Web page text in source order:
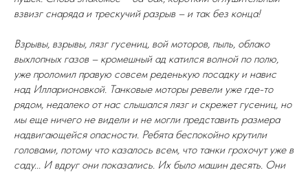
взвизг снаряда и трескучий разрыв – и так без конца!
Взрывы, взрывы, лязг гусениц, вой моторов, пыль, облако
выхлопных газов – кромешный ад катился волной по полю,
уже проломил правую совсем реденькую посадку и навис
над Илларионовкой. Танковые моторы ревели уже где-то
рядом, недалеко от нас слышался лязг и скрежет гусениц, но
мы еще ничего не видели и не могли представить размера
надвигающейся опасности. Ребята беспокойно крутили
головами, потому что казалось всем, что танки грохочут уже в
саду... И вдруг они показались. Их было машин десять. Они